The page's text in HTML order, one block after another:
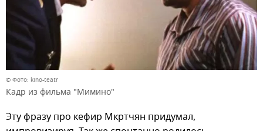
© Фото: kino-teatr
Кадр из фильма "Мимино"
Эту фразу про кефир Мкртчян придумал,